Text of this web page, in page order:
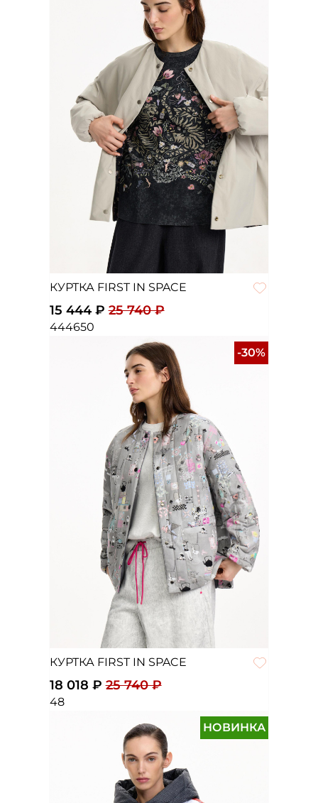
КУРТКА FIRST IN SPACE
15 444 ₽ 25 740 ₽
444650
-30%
КУРТКА FIRST IN SPACE
18 018 ₽ 25 740 ₽
48
НОВИНКА